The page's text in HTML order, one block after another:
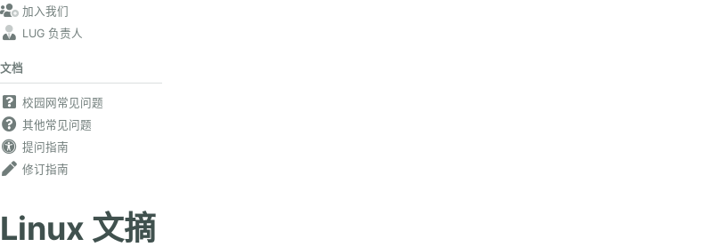
加入我们
LUG 负责人
文档
校园网常见问题
其他常见问题
提问指南
修订指南
Linux 文摘